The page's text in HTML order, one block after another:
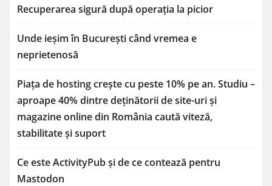
Recuperarea sigură după operația la picior
Unde ieșim în București când vremea e
neprietenosă
Piața de hosting crește cu peste 10% pe an. Studiu –
aproape 40% dintre deținătorii de site-uri și
magazine online din România caută viteză,
stabilitate și suport
Ce este ActivityPub și de ce contează pentru
Mastodon